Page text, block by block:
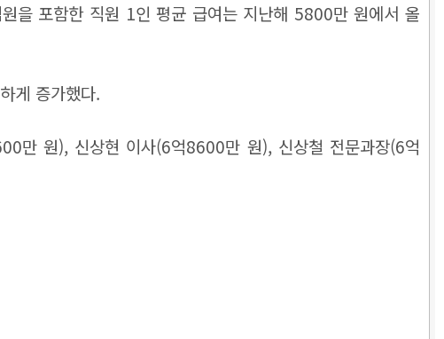
을 포함한 직원 1인 평균 급여는 지난해 5800만 원에서 올
게 증가했다.
만 원), 신상현 이사(6억8600만 원), 신상철 전문과장(6억